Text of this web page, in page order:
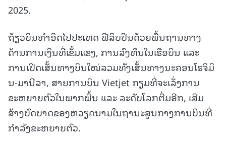
2025.
ຖ້ຽວບິນທໍາອິດໄປປະເທດ ຟີລິບປິນດ້ວຍພື້ນຖານທາງ
ດ້ານການເງິນທີ່ເຂັ້ມແຂງ, ການລົງທຶນໃນເຮືອບິນ ແລະ
ການເປີດເສັ້ນທາງບິນໃໝ່ລວມທັງເສັ້ນທາງນະຄອນໂຮຈິມິ
ນ-ມານີລາ, ສາຍການບິນ Vietjet ກຽມທີ່ຈະເລັ່ງການ
ຂະຫຍາຍຕົວໃນພາກພື້ນ ແລະ ລະດັບໂລກຕື່ມອີກ, ເສີມ
ສ້າງບົດບາດຂອງຫວຽດນາມໃນຖານະສູນກາງການບິນທີ່
ກໍາລັງຂະຫຍາຍຕົວ.